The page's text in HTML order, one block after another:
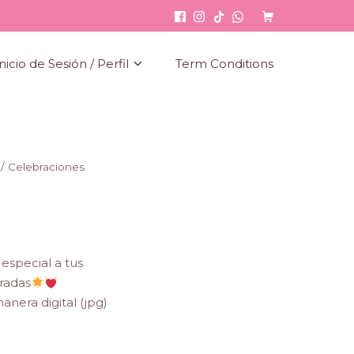
Shopping Cart
de Sesión / Perfil Term Conditions
/ Celebraciones
a tus
digital (jpg)